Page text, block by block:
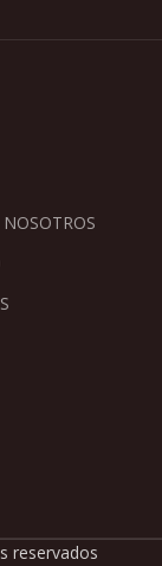
reservados